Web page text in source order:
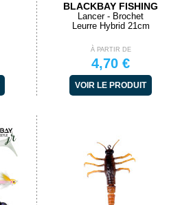
BLACKBAY FISHING
Lancer - Brochet
Leurre Hybrid 21cm
À PARTIR DE
4,70 €
VOIR LE PRODUIT